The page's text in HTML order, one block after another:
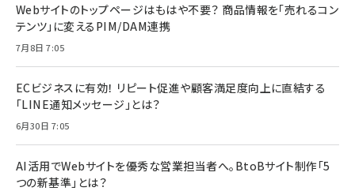
Webサイトのトップページはもはや不要？ 商品情報を「売れるコン
テンツ」に変えるPIM/DAM連携
7月8日 7:05
ECビジネスに有効！ リピート促進や顧客満足度向上に直結する
「LINE通知メッセージ」とは？
6月30日 7:05
AI活用でWebサイトを優秀な営業担当者へ。BtoBサイト制作「5
つの新基準」とは？